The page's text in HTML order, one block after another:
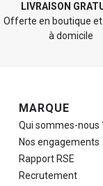
LIVRAISON
Offerte en boutique et
à domicile
Navigation de
MARQUE
Qui sommes-nous
Nos engagements
Rapport RSE
Recrutement